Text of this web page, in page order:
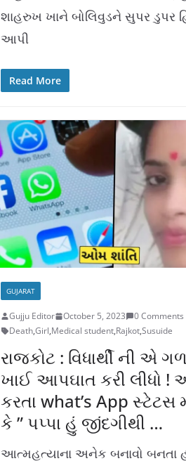
શાહરુખ ખાને બોલિવુડને સુપર ડુપર
આપી
Read More
GUJARAT
Gujju Editor October 5, 2023
0 Comments
Death,Girl,Medical student,Rajkot,Susuide
રાજકોટ : વિધાર્થી ની એ
ખાઈ આપઘાત કરી લીધો !
કરતા what’s App સ્ટેટસ
કે ” પપ્પા હું જીંદગીથી …
આત્મહત્યાના અનેક બનાવો બનતા